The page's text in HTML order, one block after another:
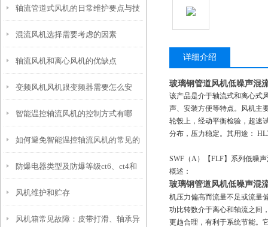
轴流管道式风机的日常维护要点与技
巧
混流风机选择需要考虑的因素
轴流风机和离心风机的优缺点
变频风机风机跟变频器需要怎么安
装，怎么接线
智能温控轴流风机的控制方式有哪
些？
如何避免智能温控轴流风机的常见的
故障
防爆电器类型及防爆等级ct6、ct4和
bt4区别
风机维护和贮存
风机箱常见故障：皮带打滑、轴承异
详细介绍
玻璃钢管道风机低噪声混
该产品是介于轴流式和离心式
声、安装方便等特点。风机主
轮毂上，经动平衡检验，超速
分布，压力稳定。其用途：
SWF（A）【FLF】系列低噪
概述：
玻璃钢管道风机低噪声混
机压力偏高而流量不足或流量
功比转数介于离心和轴流之间
更趋合理，有利于系统节能。